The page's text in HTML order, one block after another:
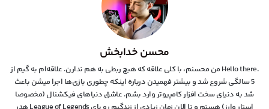
محسن خدابخش
.Hello there من محسنم، با کلی علاقه که هیچ ربطی به هم ندارن. علاقه‌ام به گیم از
5 سالگی شروع شد و بیشتر فهمیدن درباره اینکه چطوری بازی‌ها اجرا میشن باعث
شد به دنیای سخت افزار کامپیوتر وارد بشم. عاشق دنیاهای فیکشنال (مخصوصا